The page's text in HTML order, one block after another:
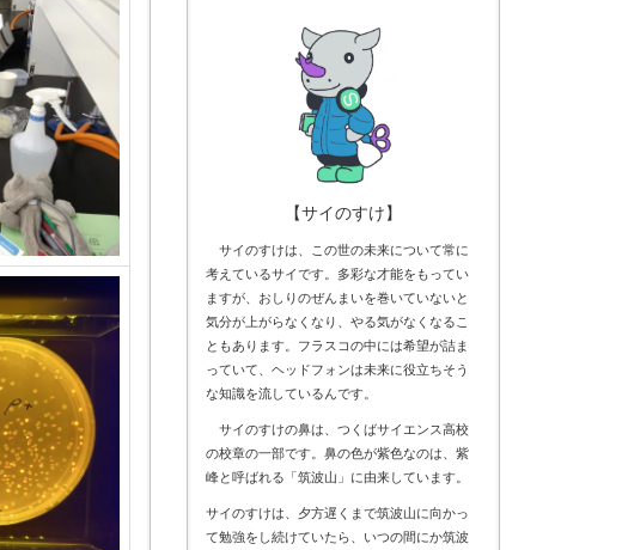
【サイのすけ】
サイのすけは、この世の未来について常に
考えているサイです。多彩な才能をもってい
ますが、おしりのぜんまいを巻いていないと
気分が上がらなくなり、やる気がなくなるこ
ともあります。フラスコの中には希望が詰ま
っていて、ヘッドフォンは未来に役立ちそう
な知識を流しているんです。
サイのすけの鼻は、つくばサイエンス高校
の校章の一部です。鼻の色が紫色なのは、紫
峰と呼ばれる「筑波山」に由来しています。
サイのすけは、夕方遅くまで筑波山に向かっ
て勉強をし続けていたら、いつの間にか筑波